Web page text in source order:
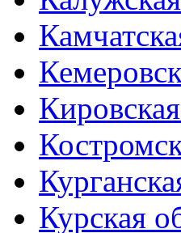
Курская